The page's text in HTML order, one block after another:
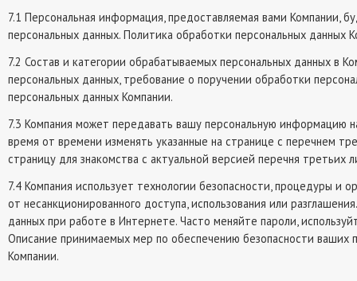
7.1 Персональная информация, предоставляемая вами Компании,
персональных данных. Политика обработки персональных данных
7.2 Состав и категории обрабатываемых персональных данных в
персональных данных, требование о поручении обработки
персональных данных Компании.
7.3 Компания может передавать вашу персональную информацию
время от времени изменять указанные на странице с перечнем
страницу для знакомства с актуальной версией перечня
7.4 Компания использует технологии безопасности, процедуры
от несанкционированного доступа, использования или
данных при работе в Интернете. Часто меняйте пароли,
Описание принимаемых мер по обеспечению безопасности ваших
Компании.